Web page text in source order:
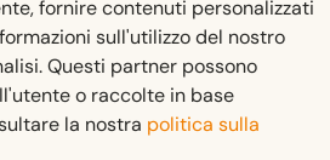
e la vivace vita cittadina
Fate delle belle passeggiate
fornire contenuti personalizzati
sull'utilizzo del nostro
Questi partner possono
o raccolte in base
la nostra politica sulla